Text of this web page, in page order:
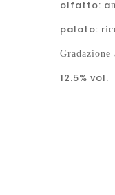
olfatto: a
palato: r
Gradazione
12.5% vol.